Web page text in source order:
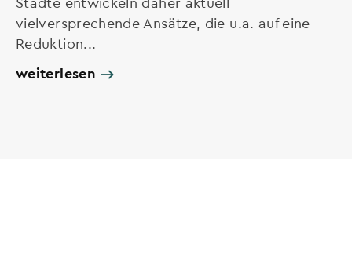
vielversprechende Ansätze, die u.a. auf eine
Reduktion...
weiterlesen